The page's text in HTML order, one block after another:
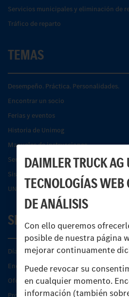
DAIMLER TRUCK
TECNOLOGÍAS WEB
DE ANÁLISIS
Con ello queremos
posible de nuestra página
mejorar continuamente
Puede revocar su
en cualquier momento.
información (también
Servicios municipales y eliminación de
Tráfico de reparto
TEMAS
Desempeño. Práctica. Personalidades.
Encontrar un socio
Ferias y eventos
Historia de Unimog
Manuales de instrucciones
Servicios financieros
Sistemas de asistencia de seguridad
UNI-TOUCH®
SERVICIO
Días de Servicio del Unimog
Encontrar un socio
Oferta de servicio del Unimog